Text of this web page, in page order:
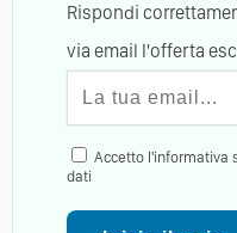
Rispondi
via email l'offerta
Accetto l'informativa
dati